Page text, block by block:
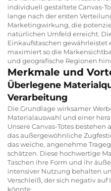
individuell gestaltete Canvas-
lange nach der ersten
Marketingwirkung, die
natürlichen Umfeld erreicht.
Einkaufstaschen
maximiert so die
und geografische Regionen
Merkmale und
Überlegene
Verarbeitung
Die Grundlage wirksamer
Materialauswahl und einer
Unsere Canvas-Totes
das außergewöhnliche
das weiche, angenehme
schätzen. Diese hochwertige
Taschen ihre Form und ihr
intensiver Nutzung behalten
Verschleiß, der sich negativ
könnte.